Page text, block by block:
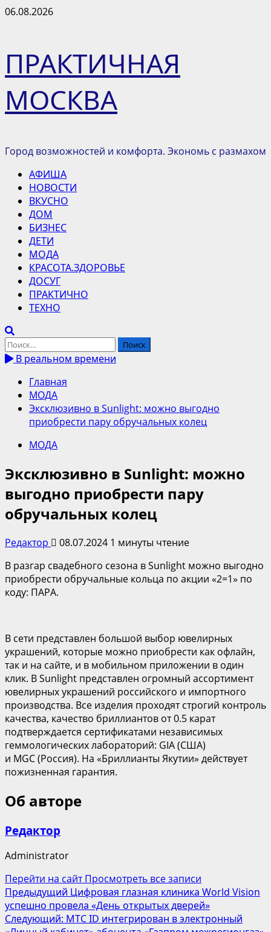
Перейти
06.08.2026
ПРАКТИЧНАЯ
МОСКВА
Город возможностей и комфорта. Экономь с размахом
Основное
меню
АФИША
НОВОСТИ
ВКУСНО
ДОМ
БИЗНЕС
ДЕТИ
МОДА
КРАСОТА.ЗДОРОВЬЕ
ДОСУГ
ПРАКТИЧНО
ТЕХНО
Найти:
В реальном времени
Главная
МОДА
Эксклюзивно в Sunlight: можно выгодно
приобрести пару обручальных колец
МОДА
Эксклюзивно в Sunlight: можно
выгодно приобрести пару
обручальных колец
Редактор 08.07.2024 1 минуты чтение
В разгар свадебного сезона в Sunlight можно выгодно
приобрести обручальные кольца по акции «2=1» по
коду: ПАРА.
В сети представлен большой выбор ювелирных
украшений, которые можно приобрести как офлайн,
так и на сайте, и в мобильном приложении в один
клик. В Sunlight представлен огромный ассортимент
ювелирных украшений российского и импортного
производства. Все изделия проходят строгий контроль
качества, качество бриллиантов от 0.5 карат
подтверждается сертификатами независимых
геммологических лабораторий: GIA (США)
и MGC (Россия). На «Бриллианты Якутии» действует
пожизненная гарантия.
Об авторе
Редактор
Administrator
Перейти на сайтПросмотреть все записи
Навигация
записи
Предыдущий Цифровая глазная клиника World Vision
успешно провела «День открытых дверей»
Следующий: МТС ID интегрирован в электронный